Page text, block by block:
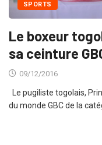
SPORTS
Le boxeur
sa ceinture
09/12/2016
Le pugiliste togolais,
du monde GBC de la